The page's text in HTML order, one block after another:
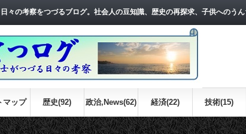
々の考察をつづるブログ。社会人の豆知識、歴史の再探求、子供へのう
マップ 歴史(92) 政治,News(62) 経済(22) 技術(15)